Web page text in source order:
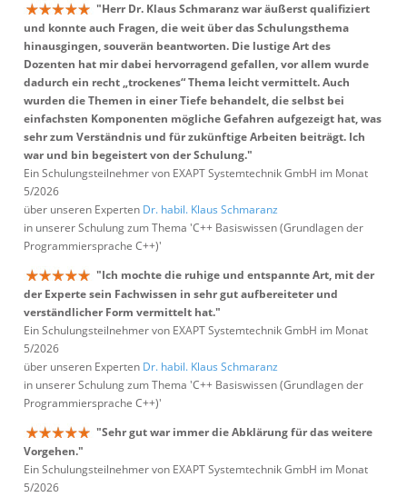
"Herr Dr. Klaus Schmaranz war äußerst qualifiziert
und konnte auch Fragen, die weit über das Schulungsthema
hinausgingen, souverän beantworten. Die lustige Art des
Dozenten hat mir dabei hervorragend gefallen, vor allem wurde
dadurch ein recht „trockenes“ Thema leicht vermittelt. Auch
wurden die Themen in einer Tiefe behandelt, die selbst bei
einfachsten Komponenten mögliche Gefahren aufgezeigt hat, was
sehr zum Verständnis und für zukünftige Arbeiten beiträgt. Ich
war und bin begeistert von der Schulung."
Ein Schulungsteilnehmer von EXAPT Systemtechnik GmbH im Monat
5/2026
über unseren Experten Dr. habil. Klaus Schmaranz
in unserer Schulung zum Thema 'C++ Basiswissen (Grundlagen der
Programmiersprache C++)'
"Ich mochte die ruhige und entspannte Art, mit der
der Experte sein Fachwissen in sehr gut aufbereiteter und
verständlicher Form vermittelt hat."
Ein Schulungsteilnehmer von EXAPT Systemtechnik GmbH im Monat
5/2026
über unseren Experten Dr. habil. Klaus Schmaranz
in unserer Schulung zum Thema 'C++ Basiswissen (Grundlagen der
Programmiersprache C++)'
"Sehr gut war immer die Abklärung für das weitere
Vorgehen."
Ein Schulungsteilnehmer von EXAPT Systemtechnik GmbH im Monat
5/2026